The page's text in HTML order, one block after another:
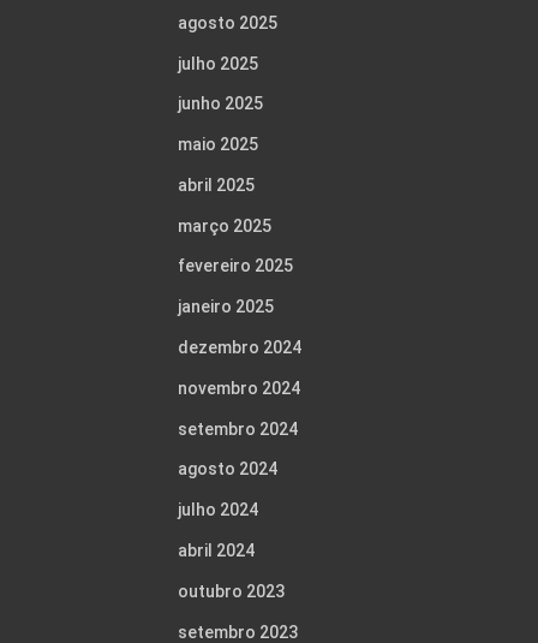
agosto 2025
julho 2025
junho 2025
maio 2025
abril 2025
março 2025
fevereiro 2025
janeiro 2025
dezembro 2024
novembro 2024
setembro 2024
agosto 2024
julho 2024
abril 2024
outubro 2023
setembro 2023